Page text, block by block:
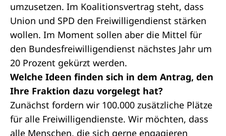
umzusetzen. Im Koalitionsvertrag steht, dass
Union und SPD den Freiwilligendienst stärken
wollen. Im Moment sollen aber die Mittel für
den Bundesfreiwilligendienst nächstes Jahr um
20 Prozent gekürzt werden.
Welche Ideen finden sich in dem Antrag, den
Ihre Fraktion dazu vorgelegt hat?
Zunächst fordern wir 100.000 zusätzliche Plätze
für alle Freiwilligendienste. Wir möchten, dass
alle Menschen, die sich gerne engagieren